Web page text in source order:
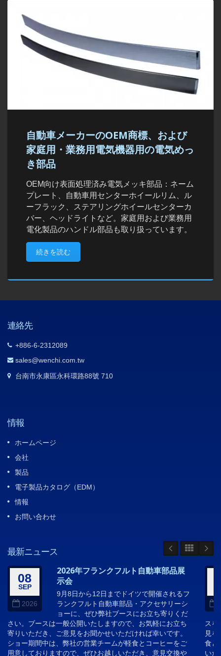
自動車メーカーのOEM商標、および
家庭用・業務用電気機器用の電気めっ
き部品
OEM向け表面処理済み電気メッキ部品：ネーム
プレート、自動車用センターホイールリム、ル
ーフラック、ステアリングホイールセンターカ
バー、ヘッドライトなど。家庭用および業務用
電化製品のハンドル部品も取り扱っています。
続きを読む
連絡先
+886-6-2312089
sales@wenchi.com.tw
台南市永康區永科環路88號 710
情報
ホームページ
会社
製品
電子製品カタログ（EDM）
情報
お問い合わせ
最新ニュース
08
SEP
2026
2026年フランクフルト自動車部品展
示会
9月8日から12日までドイツで開催されるフ
ランクフルト自動車部品・アクセサリーシ
ョーに、ぜひ弊社ブースにお立ち寄りくだ
さい。ブースは一般公開いたしますので、お気軽にお立ち
寄りいただき、ご意見をお聞かせいただければ幸いです。
ショー期間中は、弊社の営業チームが軽食とコーヒーをご
用意しておりますので、ぜひお越しいただき、意見交換や
スを
見
食と
いた